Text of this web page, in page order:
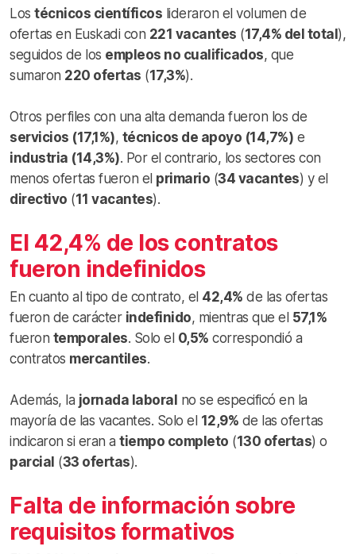
Los técnicos científicos lideraron el volumen de
ofertas en Euskadi con 221 vacantes (17,4% del total),
seguidos de los empleos no cualificados, que
sumaron 220 ofertas (17,3%).
Otros perfiles con una alta demanda fueron los de
servicios (17,1%), técnicos de apoyo (14,7%) e
industria (14,3%). Por el contrario, los sectores con
menos ofertas fueron el primario (34 vacantes) y el
directivo (11 vacantes).
El 42,4% de los contratos
fueron indefinidos
En cuanto al tipo de contrato, el 42,4% de las ofertas
fueron de carácter indefinido, mientras que el 57,1%
fueron temporales. Solo el 0,5% correspondió a
contratos mercantiles.
Además, la jornada laboral no se especificó en la
mayoría de las vacantes. Solo el 12,9% de las ofertas
indicaron si eran a tiempo completo (130 ofertas) o
parcial (33 ofertas).
Falta de información sobre
requisitos formativos